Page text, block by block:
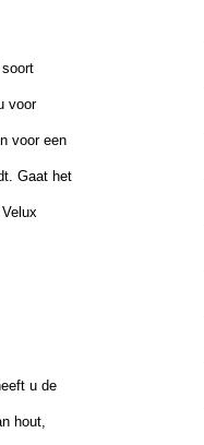
voor
voor een
Gaat het
u de
hout,